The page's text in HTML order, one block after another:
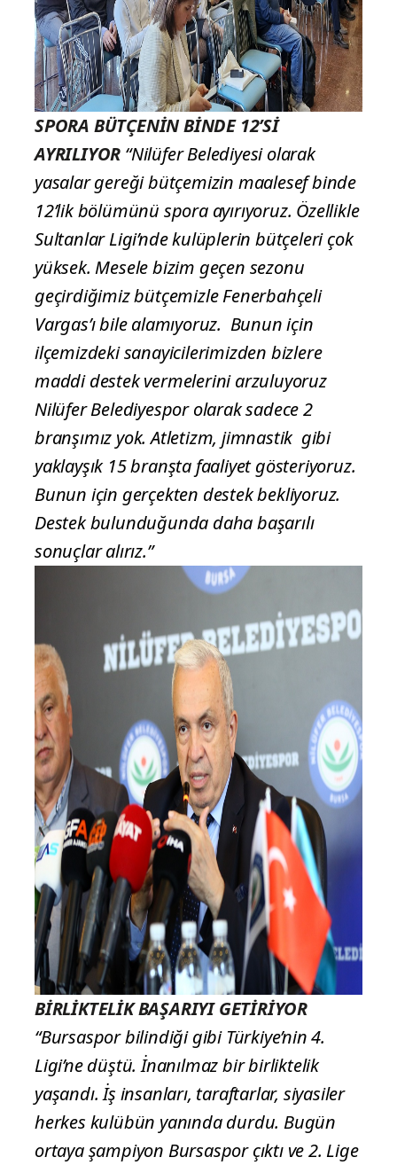
SPORA BÜTÇENİN BİNDE 12’Sİ
AYRILIYOR “Nilüfer Belediyesi olarak
yasalar gereği bütçemizin maalesef binde
12’lik bölümünü spora ayırıyoruz. Özellikle
Sultanlar Ligi’nde kulüplerin bütçeleri çok
yüksek. Mesele bizim geçen sezonu
geçirdiğimiz bütçemizle Fenerbahçeli
Vargas’ı bile alamıyoruz. Bunun için
ilçemizdeki sanayicilerimizden bizlere
maddi destek vermelerini arzuluyoruz
Nilüfer Belediyespor olarak sadece 2
branşımız yok. Atletizm, jimnastik gibi
yaklayşık 15 branşta faaliyet gösteriyoruz.
Bunun için gerçekten destek bekliyoruz.
Destek bulunduğunda daha başarılı
sonuçlar alırız.”
BİRLİKTELİK BAŞARIYI GETİRİYOR
“Bursaspor bilindiği gibi Türkiye’nin 4.
Ligi’ne düştü. İnanılmaz bir birliktelik
yaşandı. İş insanları, taraftarlar, siyasiler
herkes kulübün yanında durdu. Bugün
ortaya şampiyon Bursaspor çıktı ve 2. Lige